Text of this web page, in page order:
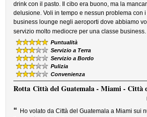
drink con il pasto. Il cibo era buono, ma la
delusione. Voli in tempo e nessun problema con
business lounge negli aeroporti dove abbiamo
servizio molto mediocre per una classe business.
Puntualità
Servizio a Terra
Servizio a Bordo
Pulizia
Convenienza
RottaCittà del Guatemala - Miami - Città
“ Ho volato da Città del Guatemala a Miami sui